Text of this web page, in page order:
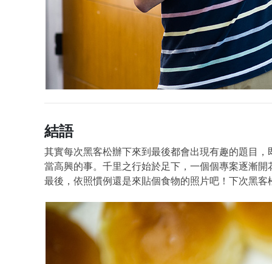
結語
其實每次黑客松辦下來到最後都會出現有趣的題目
當高興的事。千里之行始於足下，一個個專案逐漸
最後，依照慣例還是來貼個食物的照片吧！下次黑